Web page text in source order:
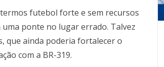
futebol forte e sem recursos
ponte no lugar errado. Talvez
que ainda poderia fortalecer o
com a BR-319.